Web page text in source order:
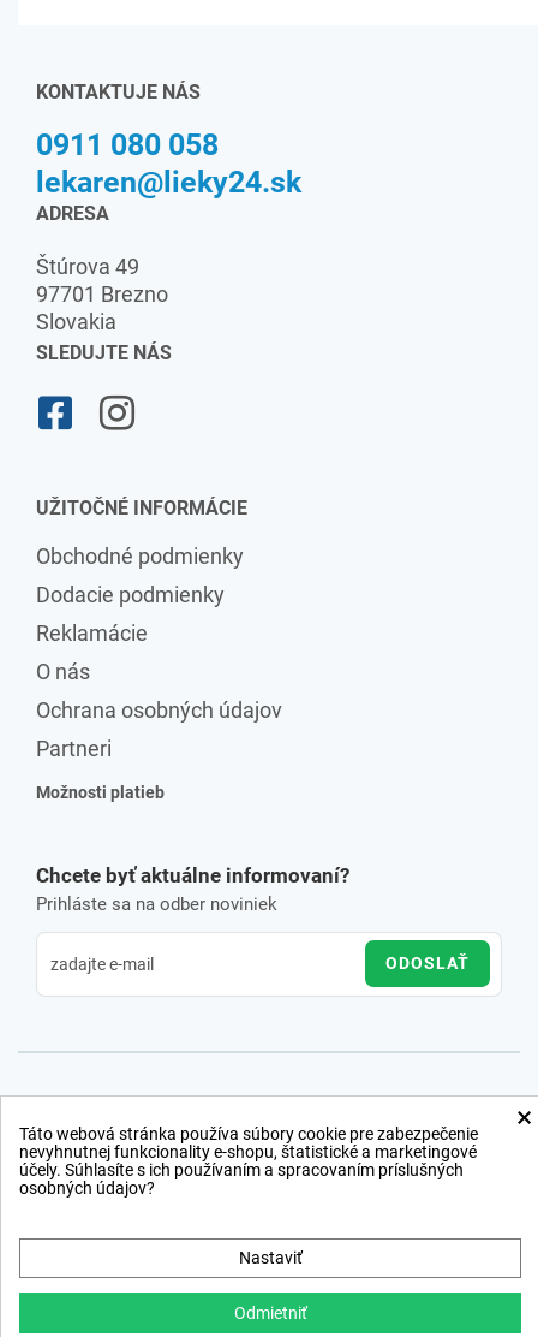
KONTAKTUJE NÁS
0911 080 058
lekaren@lieky24.sk
ADRESA
Štúrova 49
97701 Brezno
Slovakia
SLEDUJTE NÁS
UŽITOČNÉ INFORMÁCIE
Obchodné podmienky
Dodacie podmienky
Reklamácie
O nás
Ochrana osobných údajov
Partneri
Možnosti platieb
Chcete byť aktuálne informovaní?
Prihláste sa na odber noviniek
ODOSLAŤ
×
Táto webová stránka používa súbory cookie pre zabezpečenie
nevyhnutnej funkcionality e-shopu, štatistické a marketingové
účely. Súhlasíte s ich používaním a spracovaním príslušných
osobných údajov?
Nastaviť
Odmietniť